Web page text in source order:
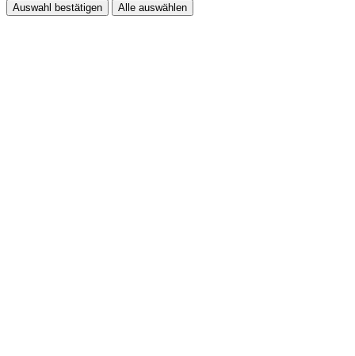
Auswahl bestätigen Alle auswählen